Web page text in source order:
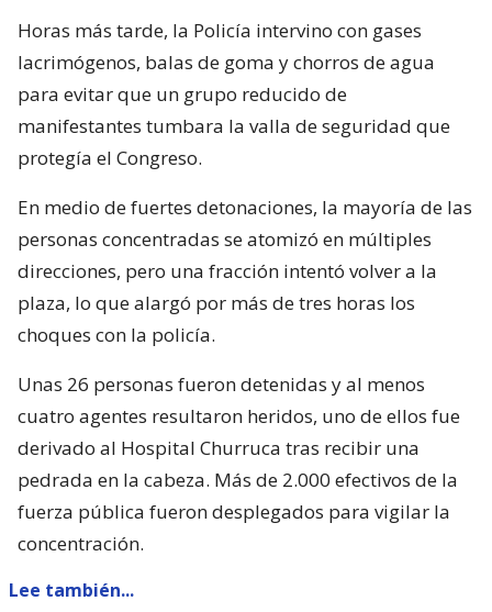
Horas más tarde, la Policía intervino con gases
lacrimógenos, balas de goma y chorros de agua
para evitar que un grupo reducido de
manifestantes tumbara la valla de seguridad que
protegía el Congreso.
En medio de fuertes detonaciones, la mayoría de las
personas concentradas se atomizó en múltiples
direcciones, pero una fracción intentó volver a la
plaza, lo que alargó por más de tres horas los
choques con la policía.
Unas 26 personas fueron detenidas y al menos
cuatro agentes resultaron heridos, uno de ellos fue
derivado al Hospital Churruca tras recibir una
pedrada en la cabeza. Más de 2.000 efectivos de la
fuerza pública fueron desplegados para vigilar la
concentración.
Lee también...